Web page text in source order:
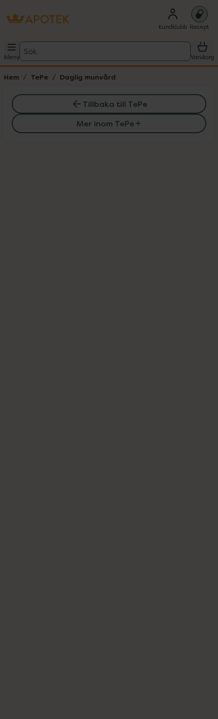
Kundklubb Recept
Meny
Sök
Varukorg
Hem TePe Daglig munvård
Tillbaka till TePe
Mer inom TePe